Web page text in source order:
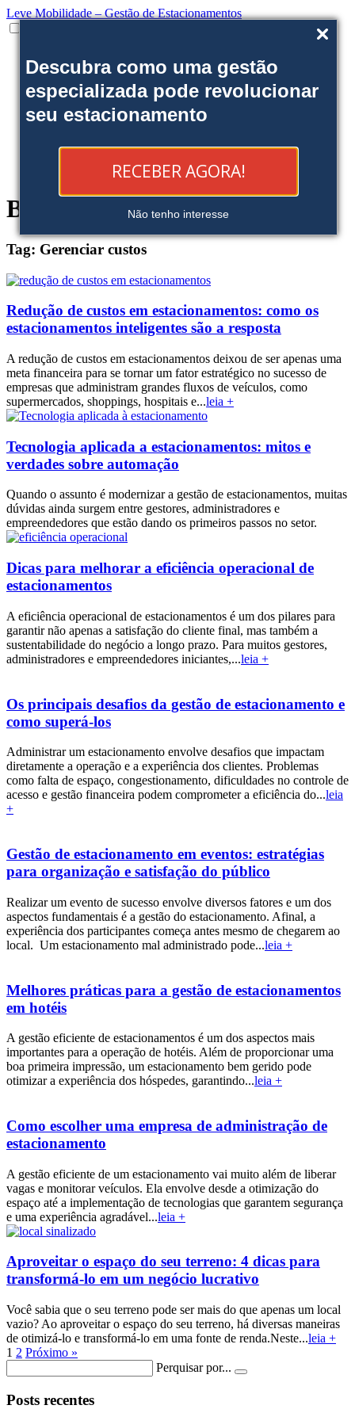
Descubra como uma gestão
especializada pode revolucionar
seu estacionamento
RECEBER AGORA!
Não tenho interesse
Leve Mobilidade – Gestão de Estacionamentos
Onde estamos
Nossas soluções
Clientes
Fale Conosco
Reserve sua Vaga
Blog
Tag: Gerenciar custos
Redução de custos em estacionamentos: como os
estacionamentos inteligentes são a resposta
A redução de custos em estacionamentos deixou de ser apenas uma
meta financeira para se tornar um fator estratégico no sucesso de
empresas que administram grandes fluxos de veículos, como
supermercados, shoppings, hospitais e...leia +
Tecnologia aplicada a estacionamentos: mitos e
verdades sobre automação
Quando o assunto é modernizar a gestão de estacionamentos, muitas
dúvidas ainda surgem entre gestores, administradores e
empreendedores que estão dando os primeiros passos no setor.
Dicas para melhorar a eficiência operacional de
estacionamentos
A eficiência operacional de estacionamentos é um dos pilares para
garantir não apenas a satisfação do cliente final, mas também a
sustentabilidade do negócio a longo prazo. Para muitos gestores,
administradores e empreendedores iniciantes,...leia +
Os principais desafios da gestão de estacionamento e
como superá-los
Administrar um estacionamento envolve desafios que impactam
diretamente a operação e a experiência dos clientes. Problemas
como falta de espaço, congestionamento, dificuldades no controle de
acesso e gestão financeira podem comprometer a eficiência do...leia
+
Gestão de estacionamento em eventos: estratégias
para organização e satisfação do público
Realizar um evento de sucesso envolve diversos fatores e um dos
aspectos fundamentais é a gestão do estacionamento. Afinal, a
experiência dos participantes começa antes mesmo de chegarem ao
local. Um estacionamento mal administrado pode...leia +
Melhores práticas para a gestão de estacionamentos
em hotéis
A gestão eficiente de estacionamentos é um dos aspectos mais
importantes para a operação de hotéis. Além de proporcionar uma
boa primeira impressão, um estacionamento bem gerido pode
otimizar a experiência dos hóspedes, garantindo...leia +
Como escolher uma empresa de administração de
estacionamento
A gestão eficiente de um estacionamento vai muito além de liberar
vagas e monitorar veículos. Ela envolve desde a otimização do
espaço até a implementação de tecnologias que garantem segurança
e uma experiência agradável...leia +
Aproveitar o espaço do seu terreno: 4 dicas para
transformá-lo em um negócio lucrativo
Você sabia que o seu terreno pode ser mais do que apenas um local
vazio? Ao aproveitar o espaço do seu terreno, há diversas maneiras
de otimizá-lo e transformá-lo em uma fonte de renda.Neste...leia +
1 2 Próximo »
Perquisar por...
Posts recentes